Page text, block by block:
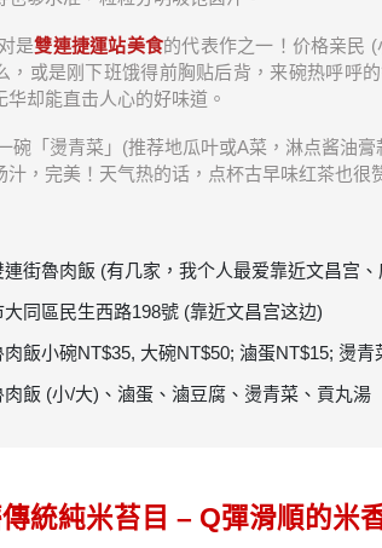
是雙連捷運站美食的代表作之一！价格亲民
，或是刚下班饿得前胸贴后背，来碗热呼呼
华却能直击人心的好味道。
碗「燙青菜」(推荐地瓜叶或A菜，淋点酱油
汁，完美！天气热的话，点杯古早味红茶也很
連街魯肉飯 (有几家，我个人最爱靠近文昌宫
大同區民生西路198號 (靠近文昌宫这边)
肉飯小碗NT$35, 大碗NT$50; 滷蛋NT$15; 燙青
肉飯 (小/大)、滷蛋、滷豆腐、燙青菜、貢丸湯
統純米苔目 – Q彈滑順的米